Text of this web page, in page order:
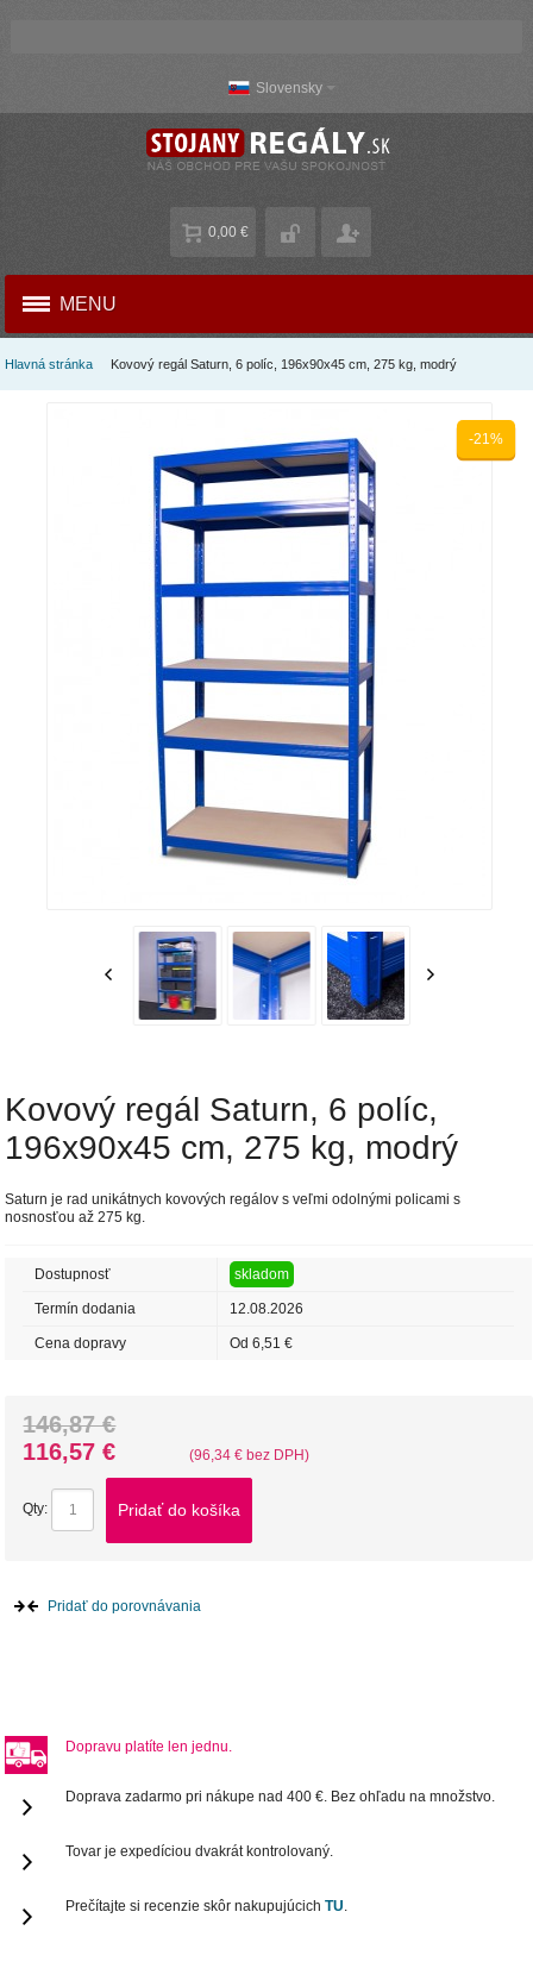
Slovensky
0,00 €
MENU
Hlavná stránka Kovový regál Saturn, 6 políc, 196x90x45 cm, 275 kg, modrý
-21%
Kovový regál Saturn, 6 políc,
196x90x45 cm, 275 kg, modrý
Saturn je rad unikátnych kovových regálov s veľmi odolnými policami s
nosnosťou až 275 kg.
Dostupnosť skladom
Termín dodania 12.08.2026
Cena dopravy Od 6,51 €
146,87 €
116,57 €
(96,34 € bez DPH)
Qty: Pridať do košíka
Pridať do porovnávania
Dopravu platíte len jednu.
Doprava zadarmo pri nákupe nad 400 €. Bez ohľadu na množstvo.
Tovar je expedíciou dvakrát kontrolovaný.
Prečítajte si recenzie skôr nakupujúcichTU.